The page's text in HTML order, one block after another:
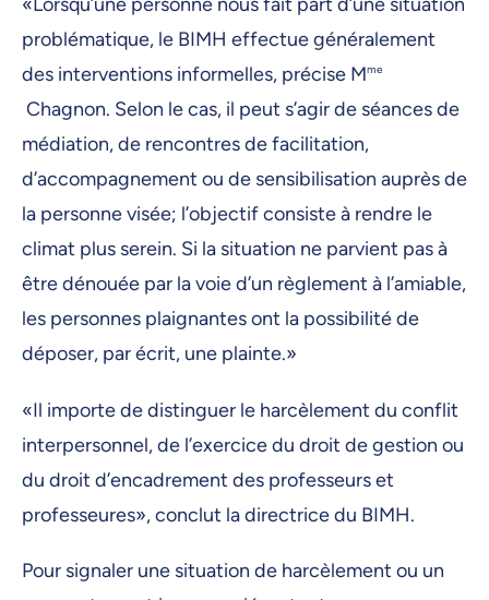
«Lorsqu’une personne nous fait part d’une situation
problématique, le BIMH effectue généralement
des interventions informelles, précise Mme
Chagnon. Selon le cas, il peut s’agir de séances de
médiation, de rencontres de facilitation,
d’accompagnement ou de sensibilisation auprès de
la personne visée; l’objectif consiste à rendre le
climat plus serein. Si la situation ne parvient pas à
être dénouée par la voie d’un règlement à l’amiable,
les personnes plaignantes ont la possibilité de
déposer, par écrit, une plainte.»
«Il importe de distinguer le harcèlement du conflit
interpersonnel, de l’exercice du droit de gestion ou
du droit d’encadrement des professeurs et
professeures», conclut la directrice du BIMH.
Pour signaler une situation de harcèlement ou un